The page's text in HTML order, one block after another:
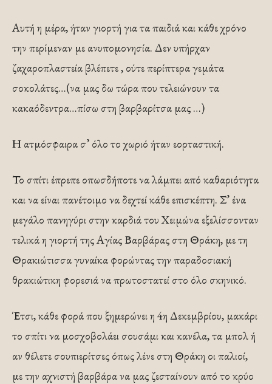
Αυτή η μέρα, ήταν γιορτή για τα παιδιά και κάθε χρόνο
την περίμεναν με ανυπομονησία. Δεν υπήρχαν
ζαχαροπλαστεία βλέπετε , ούτε περίπτερα γεμάτα
σοκολάτες…(να μας δω τώρα που τελειώνουν τα
κακαόδεντρα…πίσω στη βαρβαρίτσα μας …)
Η ατμόσφαιρα σ’ όλο το χωριό ήταν εορταστική.
Το σπίτι έπρεπε οπωσδήποτε να λάμπει από καθαριότητα
και να είναι πανέτοιμο να δεχτεί κάθε επισκέπτη. Σ’ ένα
μεγάλο πανηγύρι στην καρδιά του Χειμώνα εξελίσσονταν
τελικά η γιορτή της Αγίας Βαρβάρας στη Θράκη, με τη
Θρακιώτισσα γυναίκα φορώντας την παραδοσιακή
θρακιώτικη φορεσιά να πρωτοστατεί στο όλο σκηνικό.
Έτσι, κάθε φορά που ξημερώνει η 4η Δεκεμβρίου, μακάρι
το σπίτι να μοσχοβολάει σουσάμι και κανέλα, τα μπολ ή
αν θέλετε σουπιερίτσες όπως λένε στη Θράκη οι παλιοί,
με την αχνιστή βαρβάρα να μας ζεσταίνουν από το κρύο